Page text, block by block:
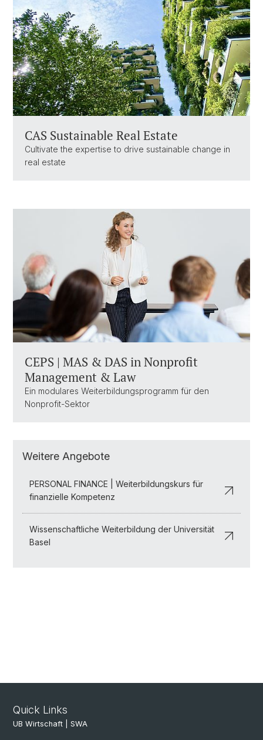
CAS Sustainable Real Estate
Cultivate the expertise to drive sustainable change in
real estate
CEPS | MAS & DAS in Nonprofit
Management & Law
Ein modulares Weiterbildungsprogramm für den
Nonprofit-Sektor
Weitere Angebote
PERSONAL FINANCE | Weiterbildungskurs für
finanzielle Kompetenz
Wissenschaftliche Weiterbildung der Universität
Basel
Quick Links
UB Wirtschaft | SWA